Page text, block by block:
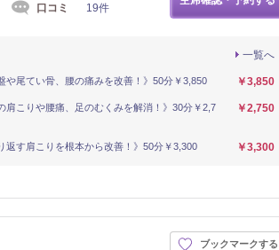
口コミ 19件
一覧へ
や尾てい骨、腰の痛みを改善！》50分￥3,850 ￥3,850
肩こりや腰痛、足のむくみを解消！》30分￥2,7
￥2,750
返す肩こりを根本から改善！》50分￥3,300 ￥3,300
ブックマークする